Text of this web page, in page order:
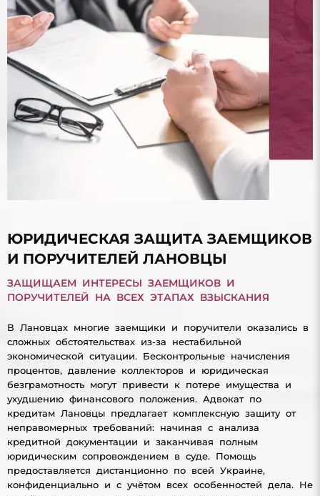
ЮРИДИЧЕСКАЯ ЗАЩИТА ЗАЕМЩИКОВ
И ПОРУЧИТЕЛЕЙ ЛАНОВЦЫ
ЗАЩИЩАЕМ ИНТЕРЕСЫ ЗАЕМЩИКОВ И
ПОРУЧИТЕЛЕЙ НА ВСЕХ ЭТАПАХ ВЗЫСКАНИЯ
В Лановцах многие заемщики и поручители оказались в
сложных обстоятельствах из-за нестабильной
экономической ситуации. Бесконтрольные начисления
процентов, давление коллекторов и юридическая
безграмотность могут привести к потере имущества и
ухудшению финансового положения. Адвокат по
кредитам Лановцы предлагает комплексную защиту от
неправомерных требований: начиная с анализа
кредитной документации и заканчивая полным
юридическим сопровождением в суде. Помощь
предоставляется дистанционно по всей Украине,
конфиденциально и с учётом всех особенностей дела. Не